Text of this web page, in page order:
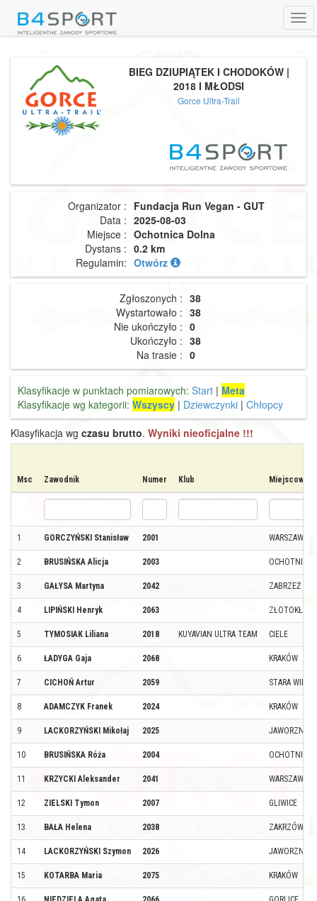
BIEG DZIUPIĄTEK I CHODOKÓW |
2018 I MŁODSI
Gorce Ultra-Trail
Organizator : Fundacja Run Vegan - GUT
Data : 2025-08-03
Miejsce : Ochotnica Dolna
Dystans : 0.2 km
Regulamin: Otwórz
Zgłoszonych : 38
Wystartowało : 38
Nie ukończyło : 0
Ukończyło : 38
Na trasie : 0
Klasyfikacje w punktach pomiarowych: Start | Meta
Klasyfikacje wg kategorii: Wszyscy | Dziewczynki | Chłopcy
Klasyfikacja wg czasu brutto. Wyniki nieoficjalne !!!
Msc Zawodnik Numer Klub Miejscowość
1 GORCZYŃSKI Stanisław 2001 WARSZAWA
2 BRUSIŃSKA Alicja 2003 OCHOTNICA
3 GAŁYSA Martyna 2042 ZABRZEŻ
4 LIPIŃSKI Henryk 2063 ZŁOTOKŁOS
5 TYMOSIAK Liliana 2018 KUYAVIAN ULTRA TEAM CIELE
6 ŁADYGA Gaja 2068 KRAKÓW
7 CICHOŃ Artur 2059 STARA WIEŚ
8 ADAMCZYK Franek 2024 KRAKÓW
9 LACKORZYŃSKI Mikołaj 2025 JAWORZNO
10 BRUSIŃSKA Róża 2004 OCHOTNICA
11 KRZYCKI Aleksander 2041 WARSZAWA
12 ZIELSKI Tymon 2007 GLIWICE
13 BAŁA Helena 2038 ZAKRZÓW
14 LACKORZYŃSKI Szymon 2026 JAWORZNO
15 KOTARBA Maria 2075 KRAKÓW